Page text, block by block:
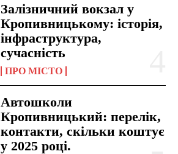
Залізничний вокзал у
Кропивницькому: історія,
інфраструктура,
сучасність
ПРО МІСТО
Автошколи
Кропивницький: перелік,
контакти, скільки коштує
у 2025 році.